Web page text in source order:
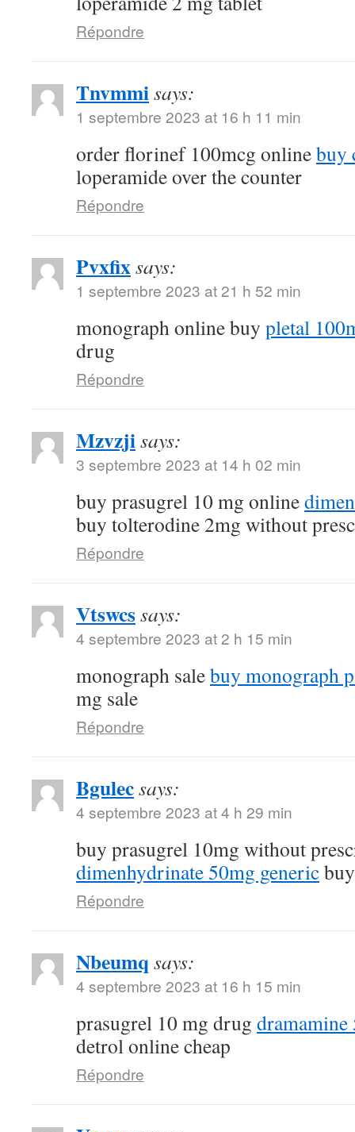
Répondre
Tnvmmisays:
1 septembre 2023 at 16 h 11 min
order florinef 100mcg onlinebuy
loperamide over the counter
Répondre
Pvxfixsays:
1 septembre 2023 at 21 h 52 min
monograph online buy pletal
drug
Répondre
Mzvzjisays:
3 septembre 2023 at 14 h 02 min
buy prasugrel 10 mg online
buy tolterodine 2mg without
Répondre
Vtswcssays:
4 septembre 2023 at 2 h 15 min
monograph salebuy monograph
mg sale
Répondre
Bgulecsays:
4 septembre 2023 at 4 h 29 min
buy prasugrel 10mg without
dimenhydrinate 50mg generic
Répondre
Nbeumq says:
4 septembre 2023 at 16 h 15 min
prasugrel 10 mg drug dramamine
detrol online cheap
Répondre